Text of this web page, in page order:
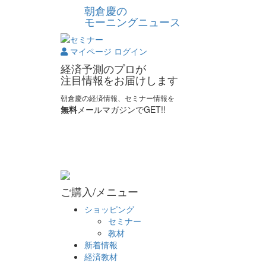
朝倉慶の
モーニングニュース
マイページ ログイン
経済予測のプロが
注目情報をお届けします
朝倉慶の経済情報、セミナー情報を
無料メールマガジンでGET!!
ご購入/メニュー
ショッピング
セミナー
教材
新着情報
経済教材